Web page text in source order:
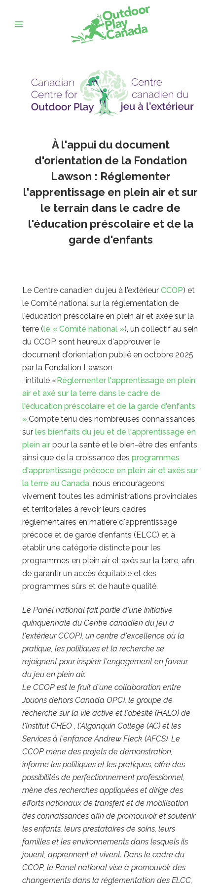
À l'appui du document
d'orientation de la Fondation
Lawson : Réglementer
l'apprentissage en plein air et sur
le terrain dans le cadre de
l'éducation préscolaire et de la
garde d'enfants
Le Centre canadien du jeu à l'extérieur CCOP) et
le Comité national sur la réglementation de
l'éducation préscolaire en plein air et axée sur la
terre (le « Comité national »), un collectif au sein
du CCOP, sont heureux d'approuver le
document d'orientation publié en octobre 2025
par la Fondation Lawson
, intitulé « Réglementer l'apprentissage en plein
air et axé sur la terre dans le cadre de
l'éducation préscolaire et de la garde d'enfants
».Compte tenu des nombreuses connaissances
sur les bienfaits du jeu et de l'apprentissage en
plein airpour la santé et le bien-être des enfants,
ainsi que de la croissance des programmes
d'apprentissage précoce en plein air et axés sur
la terre au Canada, nous encourageons
vivement toutes les administrations provinciales
et territoriales à revoir leurs cadres
réglementaires en matière d'apprentissage
précoce et de garde d'enfants (ELCC) et à
établir une catégorie distincte pour les
programmes en plein air et axés sur la terre, afin
de garantir un accès équitable et des
programmes sûrs et de haute qualité.
Le Panel national fait partie d'une initiative
quinquennale du Centre canadien du jeu à
l'extérieur CCOP), un centre d'excellence où la
pratique, les politiques et la recherche se
rejoignent pour inspirer l'engagement en faveur
du jeu en plein air.
Le CCOP est le fruit d'une collaboration entre
Jouons dehors Canada OPC), le groupe de
recherche sur la vie active et l'obésité (HALO) de
l'Institut CHEO , l'Algonquin College (AC) et les
Services à l'enfance Andrew Fleck (AFCS). Le
CCOP mène des projets de démonstration,
informe les politiques et les pratiques, offre des
possibilités de perfectionnement professionnel,
mène des recherches appliquées et dirige des
efforts nationaux de transfert et de mobilisation
des connaissances afin de promouvoir et soutenir
les enfants, leurs prestataires de soins, leurs
familles et les environnements dans lesquels ils
jouent, apprennent et vivent. Dans le cadre du
CCOP, le Panel national vise à promouvoir des
changements dans la réglementation des ELCC,